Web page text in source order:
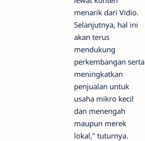
menarik dari Vidio.
Selanjutnya, hal ini
akan terus
mendukung
perkembangan serta
meningkatkan
penjualan untuk
usaha mikro kecil
dan menengah
maupun merek
lokal," tuturnya.